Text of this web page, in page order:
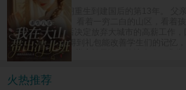
女富豪苏茵茵一朝重生到建国后的第13年。 父
也是唯一的老师。 看着一穷二白的山区，看着
茵茵在完成学业后决定放弃大城市的高薪工作，
手指系统上线。 得到礼包能改善学生们的记忆
到了能强身健体的紫府转元诀，能让人吃了非
办小学升级成民办中学，父女俩教出来的学生一
考生一个个上了清北！ 全国人民震惊，纷纷发
转过来吗？大山的修路费我包了！”
火热推荐